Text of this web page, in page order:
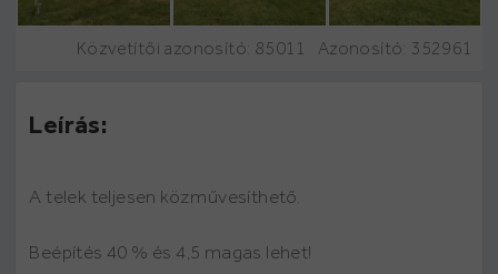
Közvetítői azonosító: 85011 Azonosító: 352961
Leírás:
A telek teljesen közművesíthető.
Beépítés 40 % és 4,5 magas lehet!